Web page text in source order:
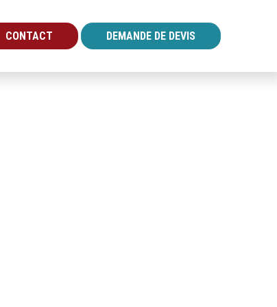
CONTACT DEMANDE DE DEVIS